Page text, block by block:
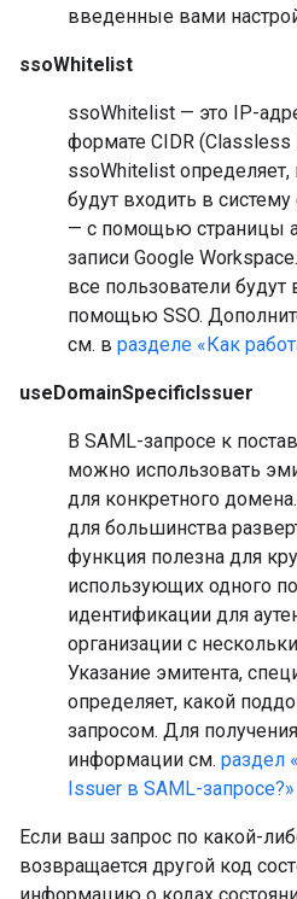
введенные вами
ssoWhitelist
ssoWhitelist — это IP-
формате CIDR (Classless
ssoWhitelist определяет,
будут входить в
— с помощью страницы
записи Google
все пользователи будут
помощью SSO.
см. в разделе «Как
useDomainSpecificIssuer
В SAML-запросе к
можно использовать
для конкретного
для большинства
функция полезна для
использующих одного
идентификации для
организации с
Указание эмитента,
определяет, какой
запросом. Для
информации см. раздел
Issuer в SAML-запросе?»
Если ваш запрос по какой-
возвращается другой код